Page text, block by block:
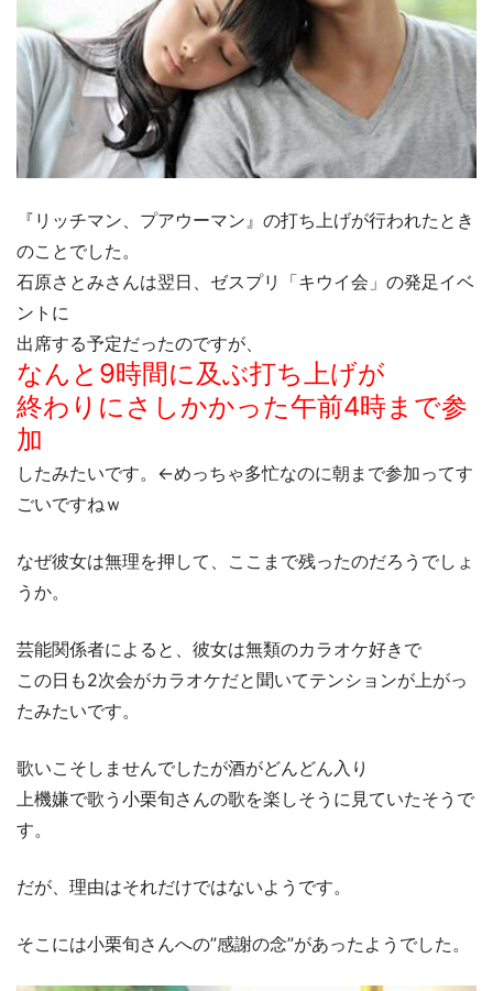
『リッチマン、プアウーマン』の打ち上げが行われたとき
のことでした。
石原さとみさんは翌日、ゼスプリ「キウイ会」の発足イベ
ントに
出席する予定だったのですが、
なんと9時間に及ぶ打ち上げが
終わりにさしかかった午前4時まで参
加
したみたいです。←めっちゃ多忙なのに朝まで参加ってす
ごいですねｗ
なぜ彼女は無理を押して、ここまで残ったのだろうでしょ
うか。
芸能関係者によると、彼女は無類のカラオケ好きで
この日も2次会がカラオケだと聞いてテンションが上がっ
たみたいです。
歌いこそしませんでしたが酒がどんどん入り
上機嫌で歌う小栗旬さんの歌を楽しそうに見ていたそうで
す。
だが、理由はそれだけではないようです。
そこには小栗旬さんへの”感謝の念”があったようでした。